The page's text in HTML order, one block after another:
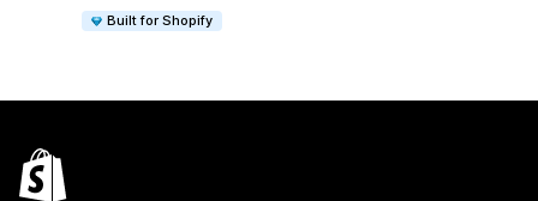
Built for Shopify